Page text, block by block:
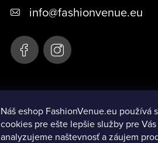
Náš eshop FashionVenue.eu používá
cookies pre ešte lepšie služby pre
analyzujeme naštevnosť a záujem
info@fashionvenue.eu